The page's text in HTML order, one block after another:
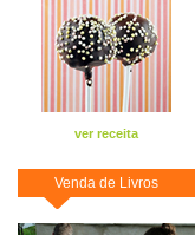
ver receita
Venda de Livros